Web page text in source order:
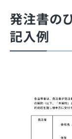
発注書の
記入例